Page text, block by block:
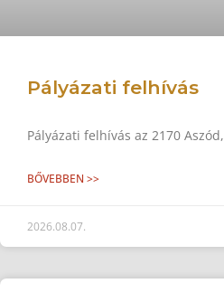
Pályázati felhívás
Pályázati felhívás az 2170 Aszód,
BŐVEBBEN >>
2026.08.07.